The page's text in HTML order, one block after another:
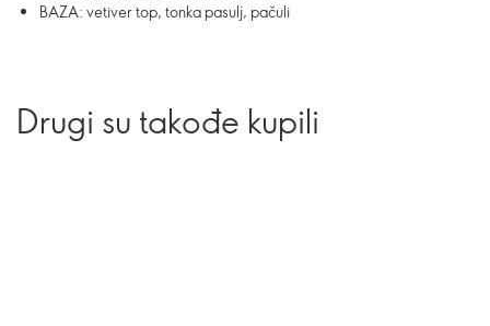
BAZA: vetiver top, tonka pasulj, pačuli
Drugi su takođe kupili